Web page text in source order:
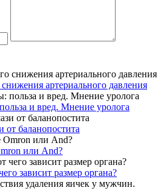
артериального давления
и вред. Мнение уролога
баланопостита
или And?
зависит размер органа?